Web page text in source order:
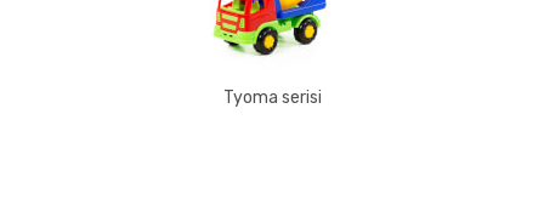
Tyoma serisi